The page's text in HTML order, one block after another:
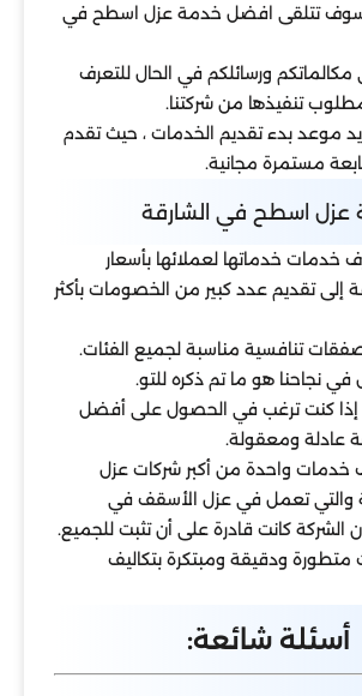
سوف تتلقى افضل خدمة عزل اسطح في
مكالماتكم ورسائلكم في الحال للتعرف
تنفيذها من شركتنا.
موعد بدء تقديم الخدمات ، حيث تقدم
مستمرة مجانية.
عزل اسطح في الشارقة
خدمات خدماتها لعملائها بأسعار
إلى تقديم عدد كبير من الخصومات بأكثر
تنافسية مناسبة لجميع الفئات.
نجاحنا هو ما تم ذكره للتو.
إذا كنت ترغب في الحصول على أفضل
عادلة ومعقولة.
خدمات واحدة من أكبر شركات عزل
والتي تعمل في عزل الأسقف في
الشركة كانت قادرة على أن تثبت للجميع.
متطورة ودقيقة ومبتكرة بتكاليف
أسئلة شائعة: